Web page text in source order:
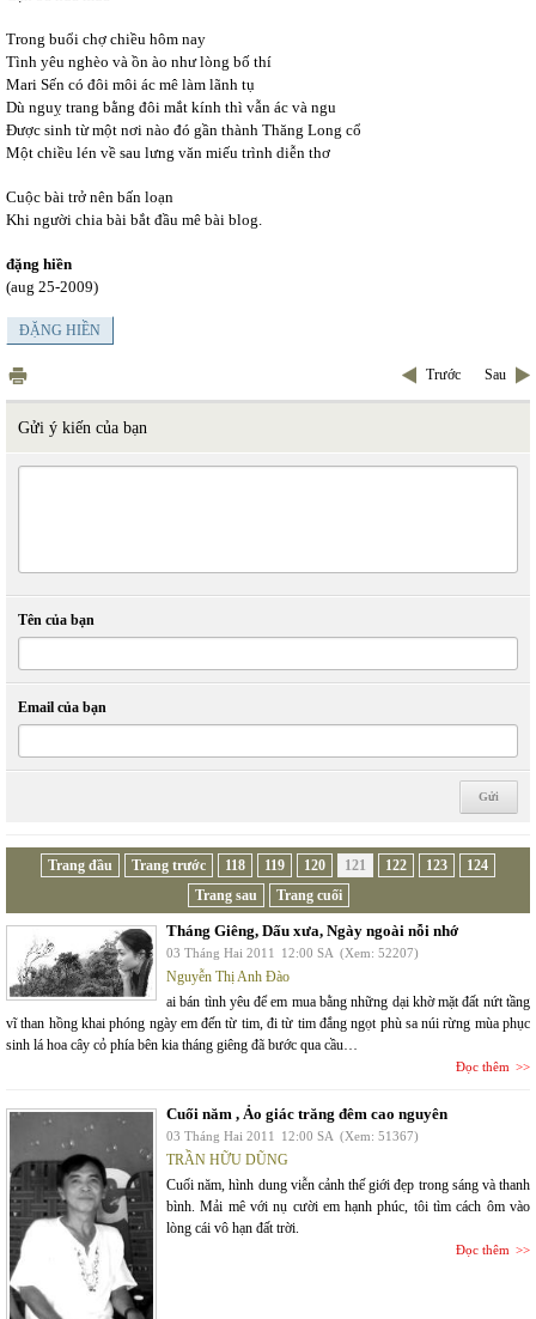
Trong buổi chợ chiều hôm nay
Tình yêu nghèo và ồn ào như lòng bố thí
Mari Sến có đôi môi ác mê làm lãnh tụ
Dù nguỵ trang bằng đôi mắt kính thì vẫn ác và ngu
Được sinh từ một nơi nào đó gần thành Thăng Long cổ
Một chiều lén về sau lưng văn miếu trình diễn thơ
Cuộc bài trở nên bấn loạn
Khi người chia bài bắt đầu mê bài blog.
đặng hiền
(aug 25-2009)
ĐẶNG HIỀN
Trước Sau
Gửi ý kiến của bạn
Tên của bạn
Email của bạn
Trang đầu Trang trước 118 119 120 121 122 123
124
Trang sau
Trang cuối
Tháng Giêng, Dấu xưa, Ngày ngoài nỗi nhớ
03 Tháng Hai 2011 12:00 SA (Xem: 52207)
Nguyễn Thị Anh Đào
ai bán tình yêu để em mua bằng những dại khờ mặt đất nứt tầng
vĩ than hồng khai phóng ngày em đến từ tim, đi từ tim đắng ngọt phù sa núi rừng mùa phục
sinh lá hoa cây cỏ phía bên kia tháng giêng đã bước qua cầu…
Đọc thêm
Cuối năm , Ảo giác trăng đêm cao nguyên
03 Tháng Hai 2011 12:00 SA (Xem: 51367)
TRẦN HỮU DŨNG
Cuối năm, hình dung viễn cảnh thế giới đẹp trong sáng và thanh
bình. Mải mê với nụ cười em hạnh phúc, tôi tìm cách ôm vào
lòng cái vô hạn đất trời.
Đọc thêm